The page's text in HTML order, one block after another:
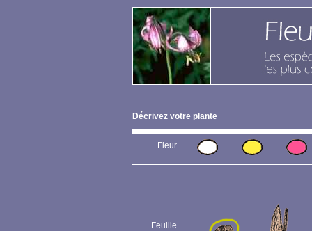
Décrivez votre plante
Fleur
Feuille